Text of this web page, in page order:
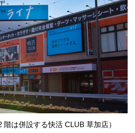
は併設する快活 CLUB 草加店）